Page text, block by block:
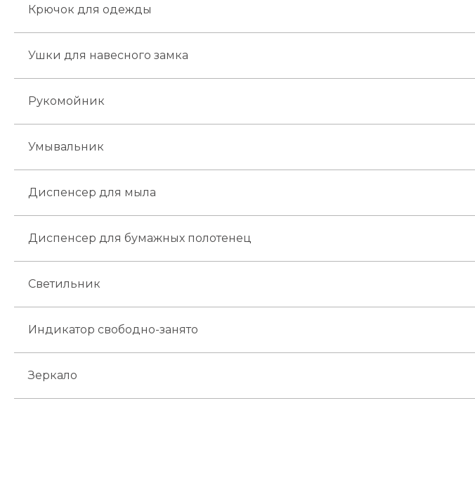
Крючок для одежды
Ушки для навесного замка
Рукомойник
Умывальник
Диспенсер для мыла
Диспенсер для бумажных полотенец
Светильник
Индикатор свободно-занято
Зеркало